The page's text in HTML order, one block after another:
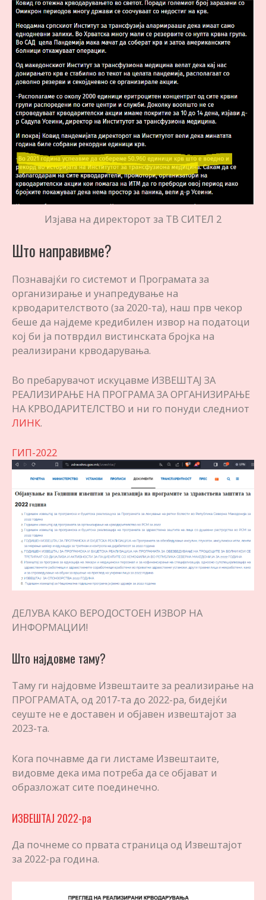
Изјава на директорот за ТВ СИТЕЛ 2
Што направивме?
Познавајќи го системот и Програмата за
организирање и унапредување на
крводарителството (за 2020-та), наш прв чекор
беше да најдеме кредибилен извор на податоци
кој би ја потврдил вистинската бројка на
реализирани крводарувања.
Во пребарувачот искуцавме ИЗВЕШТАЈ ЗА
РЕАЛИЗИРАЊЕ НА ПРОГРАМА ЗА ОРГАНИЗИРАЊЕ
НА КРВОДАРИТЕЛСТВО и ни го понуди следниот
ЛИНК.
ГИП-2022
ДЕЛУВА КАКО ВЕРОДОСТОЕН ИЗВОР НА
ИНФОРМАЦИИ!
Што најдовме таму?
Таму ги најдовме Извештаите за реализирање на
ПРОГРАМАТА, од 2017-та до 2022-ра, бидејќи
сеуште не е доставен и објавен извештајот за
2023-та.
Кога почнавме да ги листаме Извештаите,
видовме дека има потреба да се објават и
образложат сите поединечно.
ИЗВЕШТАЈ 2022-ра
Да почнеме со првата страница од Извештајот
за 2022-ра година.